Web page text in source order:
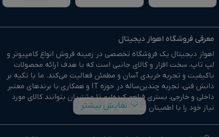
معرفی فروشگاه اهواز دیجیتال
اهواز دیجیتال یک فروشگاه تخصصی در زمینه فروش انواع کامپیوتر و
لپ تاپ، سخت افزار و کالای جانبی است که با هدف ارائه محصولات
باکیفیت و تجربه خریدی آسان و مطمئن فعالیت می‌کند. ما با تکیه بر
دانش فنی، تجربه چندین‌ساله در حوزه IT و همکاری با برندهای معتبر
داخلی و خارجی، بستری فراهم کرده‌ایم تا مشتریان بتوانند کالای مورد
نیاز خود را با اطمینان انتخاب و خریداری کنند.
در وبسایت اهواز دیجیتال براحتی خرید آنلاین انجام دهید و در
نمایش بیشتر